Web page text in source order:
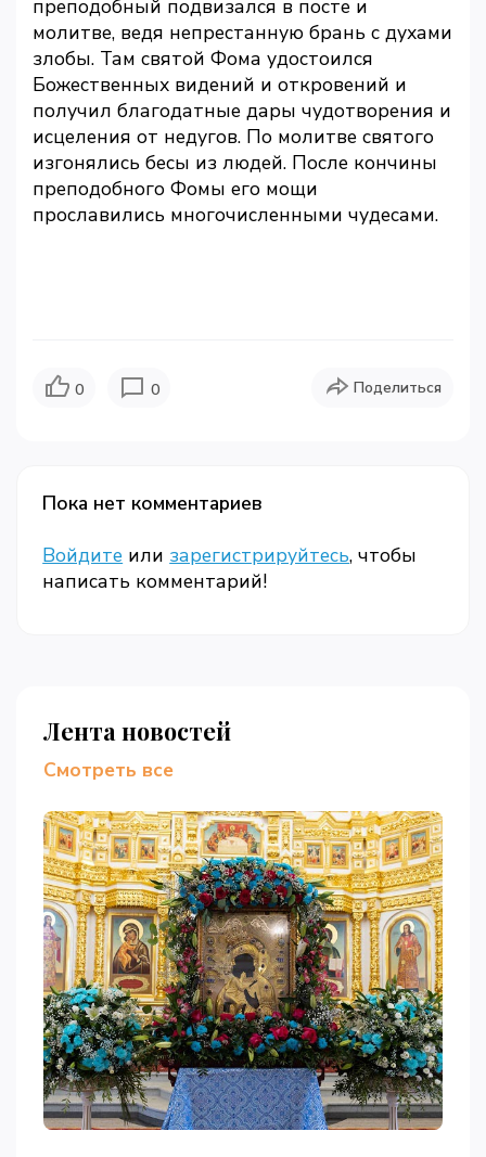
преподобный подвизался в посте и
молитве, ведя непрестанную брань с духами
злобы. Там святой Фома удостоился
Божественных видений и откровений и
получил благодатные дары чудотворения и
исцеления от недугов. По молитве святого
изгонялись бесы из людей. После кончины
преподобного Фомы его мощи
прославились многочисленными чудесами.
0 0 Поделиться
Пока нет комментариев
Войдите или зарегистрируйтесь, чтобы
написать комментарий!
Лента новостей
Смотреть все